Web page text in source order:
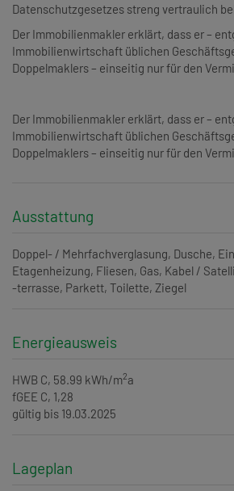
Datenschutzgesetzes streng vertraulich
Der Immobilienmakler erklärt, dass er –
Immobilienwirtschaft üblichen
Doppelmaklers – einseitig nur für den
Der Immobilienmakler erklärt, dass er –
Immobilienwirtschaft üblichen
Doppelmaklers – einseitig nur für den
Ausstattung
Doppel- / Mehrfachverglasung Dusche
Etagenheizung Fliesen Gas Kabel /
-terrasse Parkett Toilette Ziegel
Energieausweis
HWB C, 58.99 kWh/m2a
fGEE C, 1,28
gültig bis 19.03.2025
Lageplan